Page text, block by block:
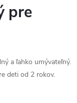
pre
a ľahko umývateľný.
deti od 2 rokov.